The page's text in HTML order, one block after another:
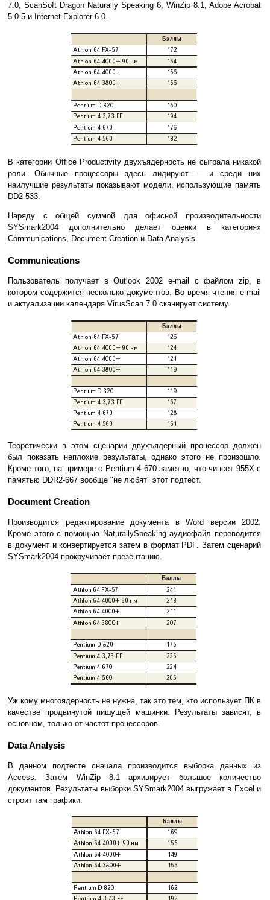
7.0, ScanSoft Dragon Naturally Speaking 6, WinZip 8.1, Adobe Acrobat
5.0.5 и Internet Explorer 6.0.
В категории Office Productivity двухъядерность не сыграла никакой
роли. Обычные процессоры здесь лидируют — и среди них
наилучшие результаты показывают модели, использующие память
DD2-533.
Наряду с общей суммой для офисной производительности
SYSmark2004 дополнительно делает оценки в категориях
Communications, Document Creation и Data Analysis.
Communications
Пользователь получает в Outlook 2002 e-mail с файлом zip, в
котором содержится несколько документов. Во время чтения e-mail
и актуализации календаря VirusScan 7.0 сканирует систему.
Теоретически в этом сценарии двухъядерный процессор должен
был показать неплохие результаты, однако этого не произошло.
Кроме того, на примере с Pentium 4 670 заметно, что чипсет 955X с
памятью DDR2-667 вообще "не любят" этот подтест.
Document Creation
Производится редактирование документа в Word версии 2002.
Кроме этого с помощью NaturallySpeaking аудиофайл переводится
в документ и конвертируется затем в формат PDF. Затем сценарий
SYSmark2004 прокручивает презентацию.
Уж кому многоядерность не нужна, так это тем, кто использует ПК в
качестве продвинутой пишущей машинки. Результаты зависят, в
основном, только от частот процессоров.
Data Analysis
В данном подтесте сначала производится выборка данных из
Access. Затем WinZip 8.1 архивирует большое количество
документов. Результаты выборки SYSmark2004 выгружает в Excel и
строит там графики.